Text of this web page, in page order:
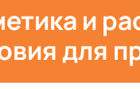
и
для